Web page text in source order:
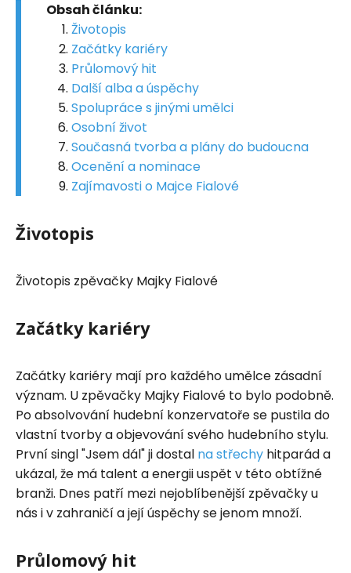
Obsah článku:
Životopis
Začátky kariéry
Průlomový hit
Další alba a úspěchy
Spolupráce s jinými umělci
Osobní život
Současná tvorba a plány do budoucna
Ocenění a nominace
Zajímavosti o Majce Fialové
Životopis
Životopis zpěvačky Majky Fialové
Začátky kariéry
Začátky kariéry mají pro každého umělce zásadní
význam. U zpěvačky Majky Fialové to bylo podobně.
Po absolvování hudební konzervatoře se pustila do
vlastní tvorby a objevování svého hudebního stylu.
První singl "Jsem dál" ji dostal na střechy hitparád a
ukázal, že má talent a energii uspět v této obtížné
branži. Dnes patří mezi nejoblíbenější zpěvačky u
nás i v zahraničí a její úspěchy se jenom množí.
Průlomový hit